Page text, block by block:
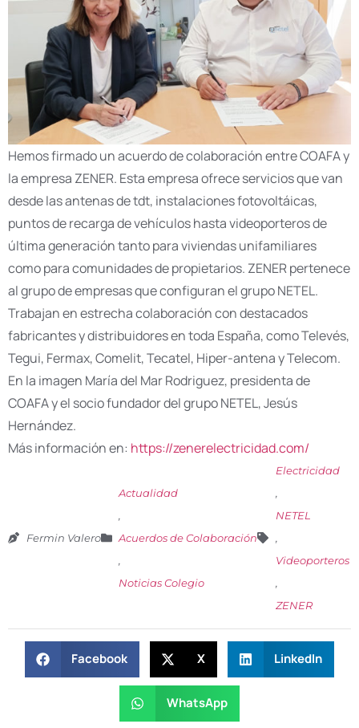
Hemos firmado un acuerdo de colaboración entre COAFA y
la empresa ZENER. Esta empresa ofrece servicios que van
desde las antenas de tdt, instalaciones fotovoltáicas,
puntos de recarga de vehículos hasta videoporteros de
última generación tanto para viviendas unifamiliares
como para comunidades de propietarios. ZENER pertenece
al grupo de empresas que configuran el grupo NETEL.
Trabajan en estrecha colaboración con destacados
fabricantes y distribuidores en toda España, como Televés,
Tegui, Fermax, Comelit, Tecatel, Hiper-antena y Telecom.
En la imagen María del Mar Rodriguez, presidenta de
COAFA y el socio fundador del grupo NETEL, Jesús
Hernández.
Más información en: https://zenerelectricidad.com/
Fermin Valero
Actualidad
,
Acuerdos de Colaboración
,
Noticias Colegio
Electricidad
,
NETEL
,
Videoporteros
,
ZENER
Facebook X LinkedIn
WhatsApp